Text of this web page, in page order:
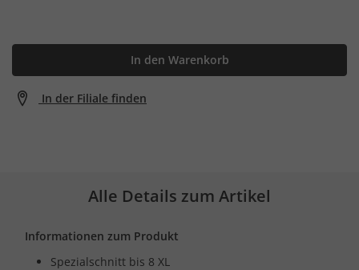
In den Warenkorb
In der Filiale finden
Alle Details zum Artikel
Informationen zum Produkt
Spezialschnitt bis 8 XL